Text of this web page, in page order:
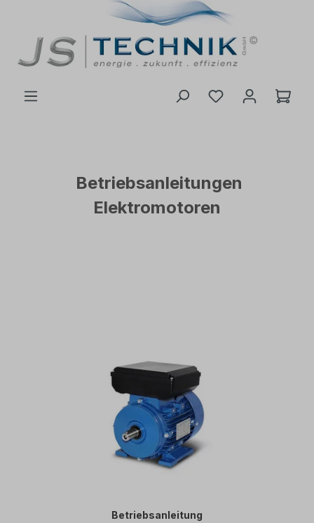
Betriebsanleitungen
Elektromotoren
Betriebsanleitung